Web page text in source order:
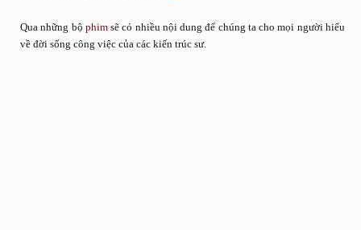
Qua những bộ phimsẽ có nhiều nội dung để chúng ta cho mọi người hiểu
về đời sống công việc của các kiến trúc sư.